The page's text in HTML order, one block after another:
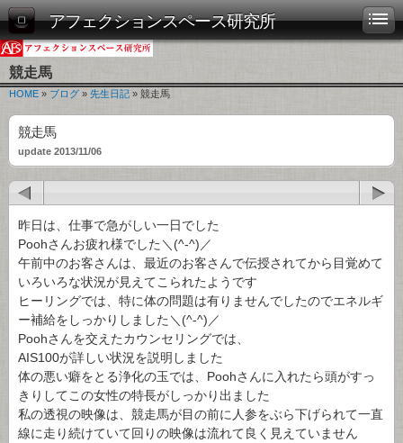
アフェクションスペース研究所
競走馬
HOME » ブログ » 先生日記 » 競走馬
競走馬
update 2013/11/06
昨日は、仕事で急がしい一日でした
Poohさんお疲れ様でした＼(^-^)／
午前中のお客さんは、最近のお客さんで伝授されてから目覚めて
いろいろな状況が見えてこられたようです
ヒーリングでは、特に体の問題は有りませんでしたのでエネルギ
ー補給をしっかりしました＼(^-^)／
Poohさんを交えたカウンセリングでは、
AIS100が詳しい状況を説明しました
体の悪い癖をとる浄化の玉では、Poohさんに入れたら頭がすっ
きりしてこの女性の特長がしっかり出ました
私の透視の映像は、競走馬が目の前に人参をぶら下げられて一直
線に走り続けていて回りの映像は流れて良く見えていません